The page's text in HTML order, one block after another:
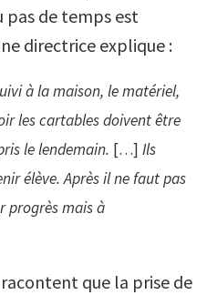
pas de temps est
directrice explique :
à la maison, le matériel,
les cartables doivent être
le lendemain. […] Ils
élève. Après il ne faut pas
progrès mais à
racontent que la prise de